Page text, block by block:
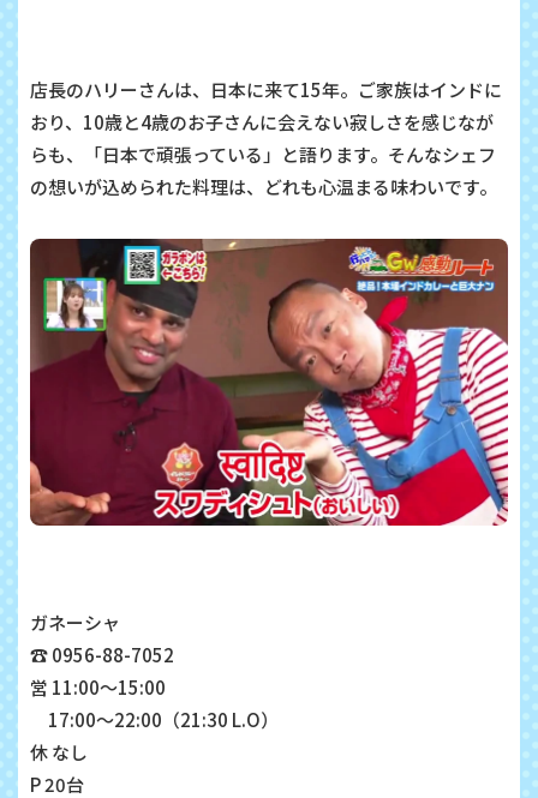
店長のハリーさんは、日本に来て15年。ご家族はインドに
おり、10歳と4歳のお子さんに会えない寂しさを感じなが
らも、「日本で頑張っている」と語ります。そんなシェフ
の想いが込められた料理は、どれも心温まる味わいです。
ガネーシャ
☎ 0956-88-7052
営 11:00～15:00
17:00～22:00（21:30 L.O）
休 なし
P 20台